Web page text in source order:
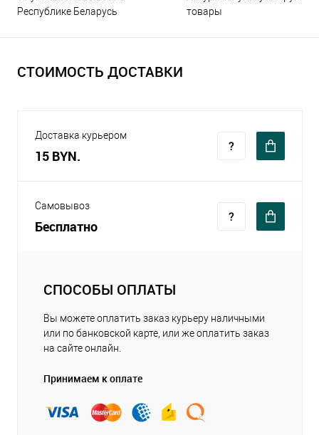
Республике Беларусь
товары
СТОИМОСТЬ ДОСТАВКИ
Доставка курьером
15 BYN.
Самовывоз
Бесплатно
СПОСОБЫ ОПЛАТЫ
Вы можете оплатить заказ курьеру наличными
или по банковской карте, или же оплатить заказ
на сайте онлайн.
Принимаем к оплате